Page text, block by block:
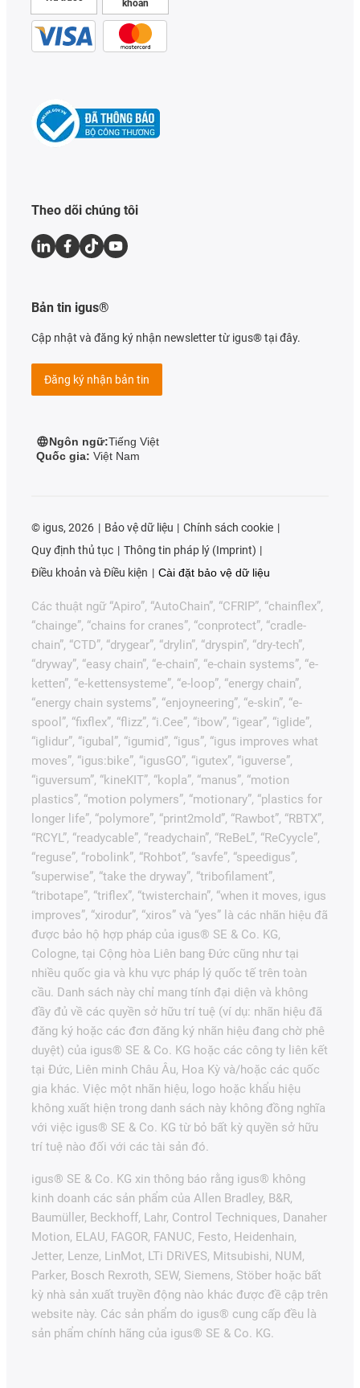
khoản
Theo dõi chúng tôi
Bản tin igus®
Cập nhật và đăng ký nhận newsletter từ igus® tại đây.
Đăng ký nhận bản tin
Ngôn ngữ:Tiếng Việt
Quốc gia: Việt Nam
© igus, 2026 Bảo vệ dữ liệu
Chính sách cookie
Quy định thủ tục
Thông tin pháp lý (Imprint)
Điều khoản và Điều kiện
Cài đặt bảo vệ dữ liệu
Các thuật ngữ “Apiro”, “AutoChain”, “CFRIP”, “chainflex”,
“chainge”, “chains for cranes”, “conprotect”, “cradle-
chain”, “CTD”, “drygear”, “drylin”, “dryspin”, “dry-tech”,
“dryway”, “easy chain”, “e-chain”, “e-chain systems”, “e-
ketten”, “e-kettensysteme”, “e-loop”, “energy chain”,
“energy chain systems”, “enjoyneering”, “e-skin”, “e-
spool”, “fixflex”, “flizz”, “i.Cee”, “ibow”, “igear”, “iglide”,
“iglidur”, “igubal”, “igumid”, “igus”, “igus improves what
moves”, “igus:bike”, “igusGO”, “igutex”, “iguverse”,
“iguversum”, “kineKIT”, “kopla”, “manus”, “motion
plastics”, “motion polymers”, “motionary”, “plastics for
longer life”, “polymore”, “print2mold”, “Rawbot”, “RBTX”,
“RCYL”, “readycable”, “readychain”, “ReBeL”, “ReCyycle”,
“reguse”, “robolink”, “Rohbot”, “savfe”, “speedigus”,
“superwise”, “take the dryway”, “tribofilament”,
“tribotape”, “triflex”, “twisterchain”, “when it moves, igus
improves”, “xirodur”, “xiros” và “yes” là các nhãn hiệu đã
được bảo hộ hợp pháp của igus® SE & Co. KG,
Cologne, tại Cộng hòa Liên bang Đức cũng như tại
nhiều quốc gia và khu vực pháp lý quốc tế trên toàn
cầu. Danh sách này chỉ mang tính đại diện và không
đầy đủ về các quyền sở hữu trí tuệ (ví dụ: nhãn hiệu đã
đăng ký hoặc các đơn đăng ký nhãn hiệu đang chờ phê
duyệt) của igus® SE & Co. KG hoặc các công ty liên kết
tại Đức, Liên minh Châu Âu, Hoa Kỳ và/hoặc các quốc
gia khác. Việc một nhãn hiệu, logo hoặc khẩu hiệu
không xuất hiện trong danh sách này không đồng nghĩa
với việc igus® SE & Co. KG từ bỏ bất kỳ quyền sở hữu
trí tuệ nào đối với các tài sản đó.
igus® SE & Co. KG xin thông báo rằng igus® không
kinh doanh các sản phẩm của Allen Bradley, B&R,
Baumüller, Beckhoff, Lahr, Control Techniques, Danaher
Motion, ELAU, FAGOR, FANUC, Festo, Heidenhain,
Jetter, Lenze, LinMot, LTi DRiVES, Mitsubishi, NUM,
Parker, Bosch Rexroth, SEW, Siemens, Stöber hoặc bất
kỳ nhà sản xuất truyền động nào khác được đề cập trên
website này. Các sản phẩm do igus® cung cấp đều là
sản phẩm chính hãng của igus® SE & Co. KG.